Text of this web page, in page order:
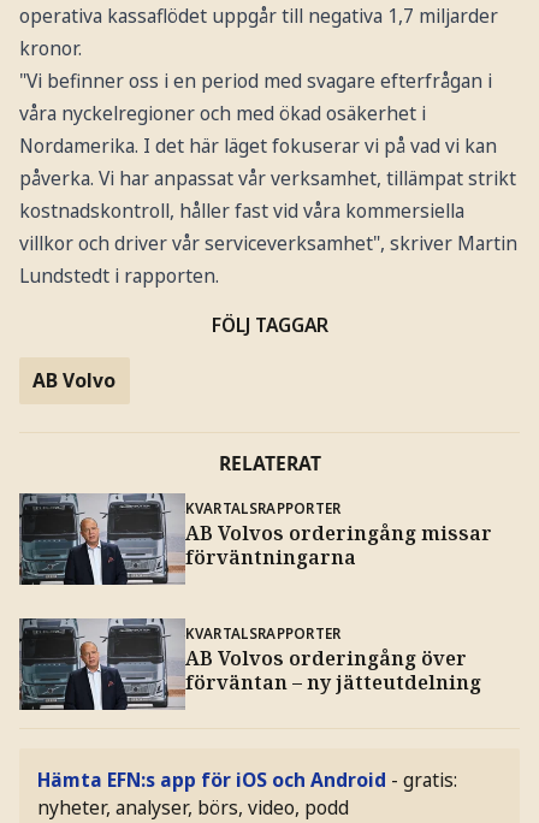
operativa kassaflödet uppgår till negativa 1,7 miljarder
kronor.
"Vi befinner oss i en period med svagare efterfrågan i
våra nyckelregioner och med ökad osäkerhet i
Nordamerika. I det här läget fokuserar vi på vad vi kan
påverka. Vi har anpassat vår verksamhet, tillämpat strikt
kostnadskontroll, håller fast vid våra kommersiella
villkor och driver vår serviceverksamhet", skriver Martin
Lundstedt i rapporten.
FÖLJ TAGGAR
AB Volvo
RELATERAT
KVARTALSRAPPORTER
AB Volvos orderingång missar
förväntningarna
KVARTALSRAPPORTER
AB Volvos orderingång över
förväntan – ny jätteutdelning
Hämta EFN:s app för iOS och Android - gratis:
nyheter, analyser, börs, video, podd